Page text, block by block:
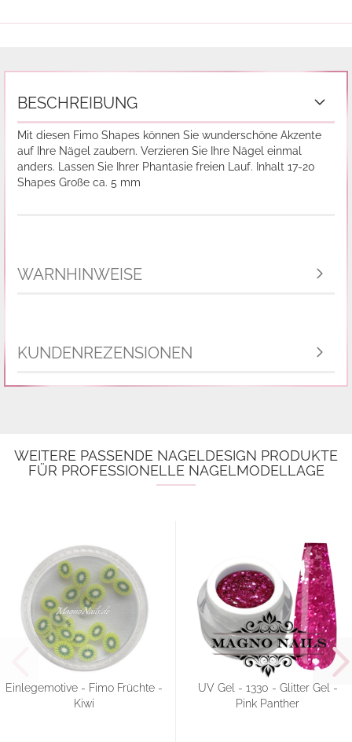
BESCHREIBUNG
Mit diesen Fimo Shapes können Sie wunderschöne Akzente
auf Ihre Nägel zaubern. Verzieren Sie Ihre Nägel einmal
anders. Lassen Sie Ihrer Phantasie freien Lauf. Inhalt 17-20
Shapes Große ca. 5 mm
WARNHINWEISE
KUNDENREZENSIONEN
WEITERE PASSENDE NAGELDESIGN PRODUKTE
FÜR PROFESSIONELLE NAGELMODELLAGE
Einlegemotive - Fimo Früchte -
Kiwi
UV Gel - 1330 - Glitter Gel -
Pink Panther